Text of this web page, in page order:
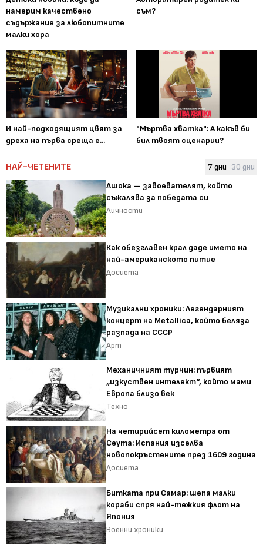
намерим качествено
съдържание за любопитните
малки хора
съм?
И най-подходящият цвят за
дреха на първа среща е...
"Мъртва хватка": А какъв би
бил твоят сценарии?
НАЙ-ЧЕТЕНИТЕ 7 дни 30 дни
Ашока — завоевателят, който
съжалява за победата си
Личности
Как обезглавен крал даде името на
най-американското питие
Досиета
Музикални хроники: Легендарният
концерт на Metallica, който беляза
разпада на СССР
Арт
Механичният турчин: първият
„изкуствен интелект“, който мами
Европа близо век
Техно
На четирийсет километра от
Сеута: Испания изселва
новопокръстените през 1609 година
Досиета
Битката при Самар: шепа малки
кораби спря най-тежкия флот на
Япония
Военни хроники